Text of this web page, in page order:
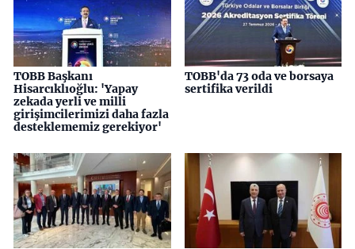
TOBB Başkanı
Hisarcıklıoğlu: 'Yapay
zekada yerli ve milli
girişimcilerimizi daha fazla
desteklememiz gerekiyor'
TOBB'da 73 oda ve borsaya
sertifika verildi